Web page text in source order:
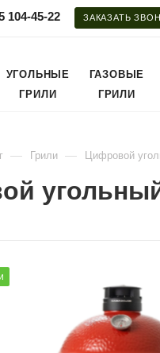
104-45-22 ЗАКАЗАТЬ
УГОЛЬНЫЕ
ГРИЛИ
ГАЗОВЫЕ
ГРИЛИ
— Грили — Цифровой